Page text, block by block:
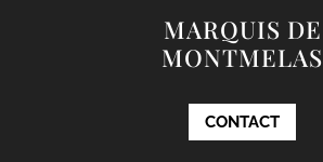
MARQUIS DE
MONTMELAS
CONTACT